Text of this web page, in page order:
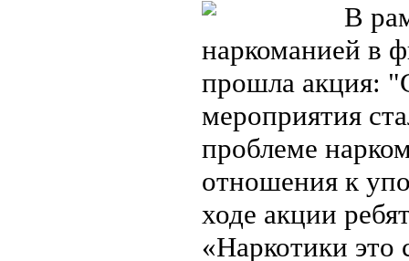
В
наркоманией в
прошла акция:
мероприятия
проблеме
отношения к
ходе акции
«Наркотики это